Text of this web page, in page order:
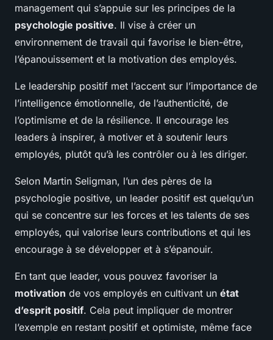
management qui s’appuie sur les principes de la
psychologie positive. Il vise à créer un
environnement de travail qui favorise le bien-être,
l’épanouissement et la motivation des employés.
Le leadership positif met l’accent sur l’importance de
l’intelligence émotionnelle, de l’authenticité, de
l’optimisme et de la résilience. Il encourage les
leaders à inspirer, à motiver et à soutenir leurs
employés, plutôt qu’à les contrôler ou à les diriger.
Selon Martin Seligman, l’un des pères de la
psychologie positive, un leader positif est quelqu’un
qui se concentre sur les forces et les talents de ses
employés, qui valorise leurs contributions et qui les
encourage à se développer et à s’épanouir.
En tant que leader, vous pouvez favoriser la
motivation de vos employés en cultivant un état
d’esprit positif. Cela peut impliquer de montrer
l’exemple en restant positif et optimiste, même face